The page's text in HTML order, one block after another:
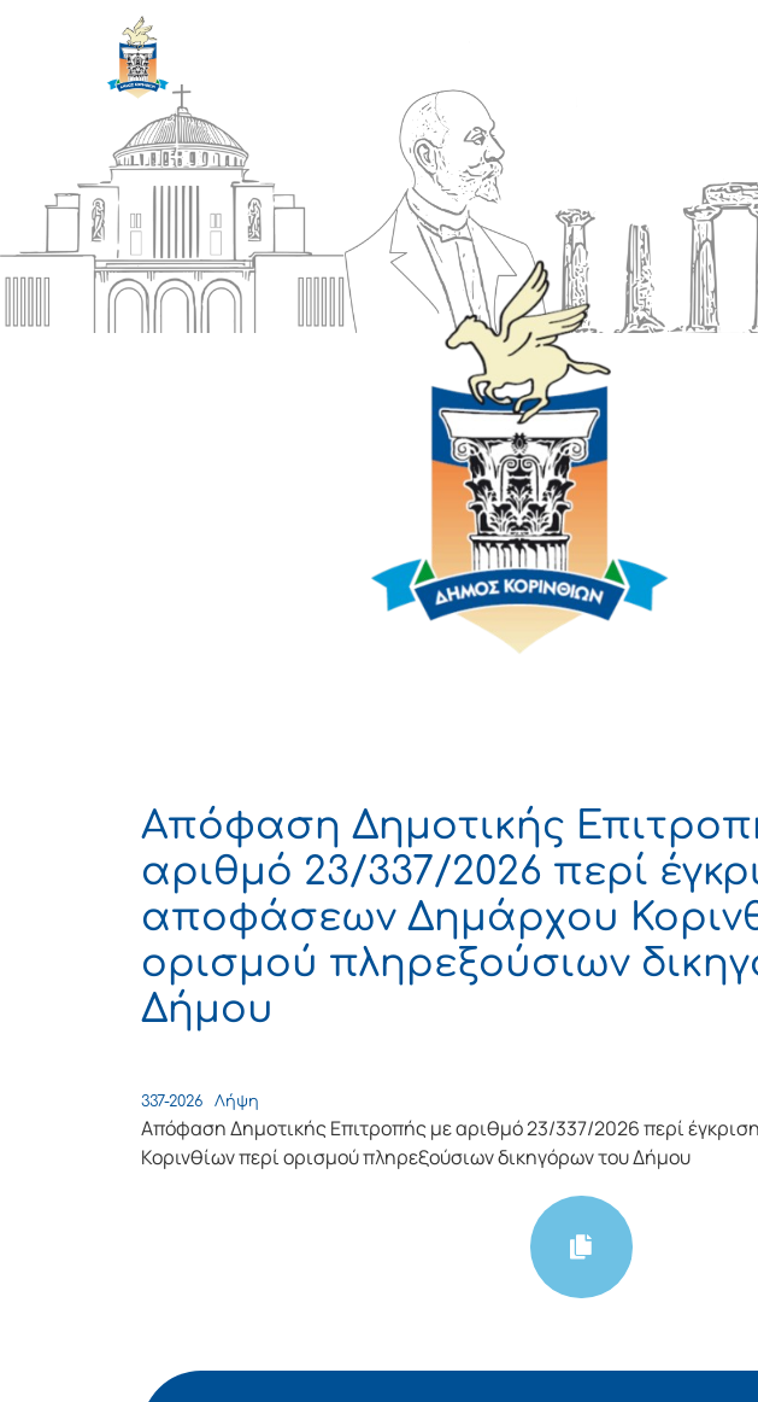
Απόφαση Δημοτικής
αριθμό 23/337/2026 περί
αποφάσεων Δημάρχου
ορισμού πληρεξούσιων
Δήμου
337-2026 Λήψη
Απόφαση Δημοτικής Επιτροπής με αριθμό 23/337/2026 περί
Κορινθίων περί ορισμού πληρεξούσιων δικηγόρων του Δήμου